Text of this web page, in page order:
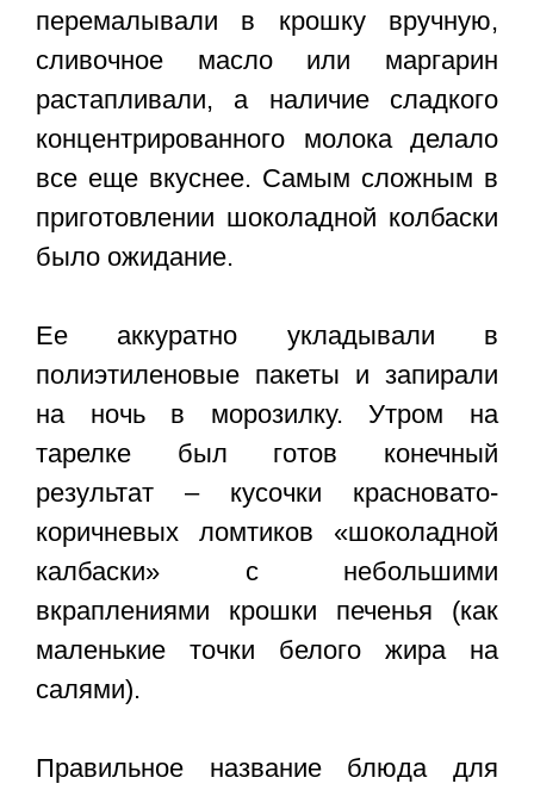
перемалывали в крошку вручную,
сливочное масло или маргарин
растапливали, а наличие сладкого
концентрированного молока делало
все еще вкуснее. Самым сложным в
приготовлении шоколадной колбаски
было ожидание.
Ее аккуратно укладывали в
полиэтиленовые пакеты и запирали
на ночь в морозилку. Утром на
тарелке был готов конечный
результат – кусочки красновато-
коричневых ломтиков «шоколадной
калбаски» с небольшими
вкраплениями крошки печенья (как
маленькие точки белого жира на
салями).
Правильное название блюда для